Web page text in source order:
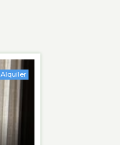
Alquiler